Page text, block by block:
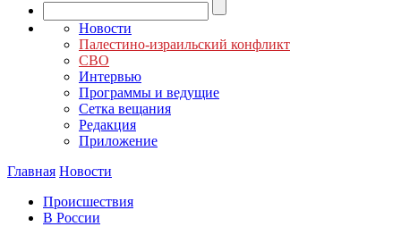
Новости
Палестино-израильский конфликт
СВО
Интервью
Программы и ведущие
Сетка вещания
Редакция
Приложение
Главная Новости
Происшествия
В России